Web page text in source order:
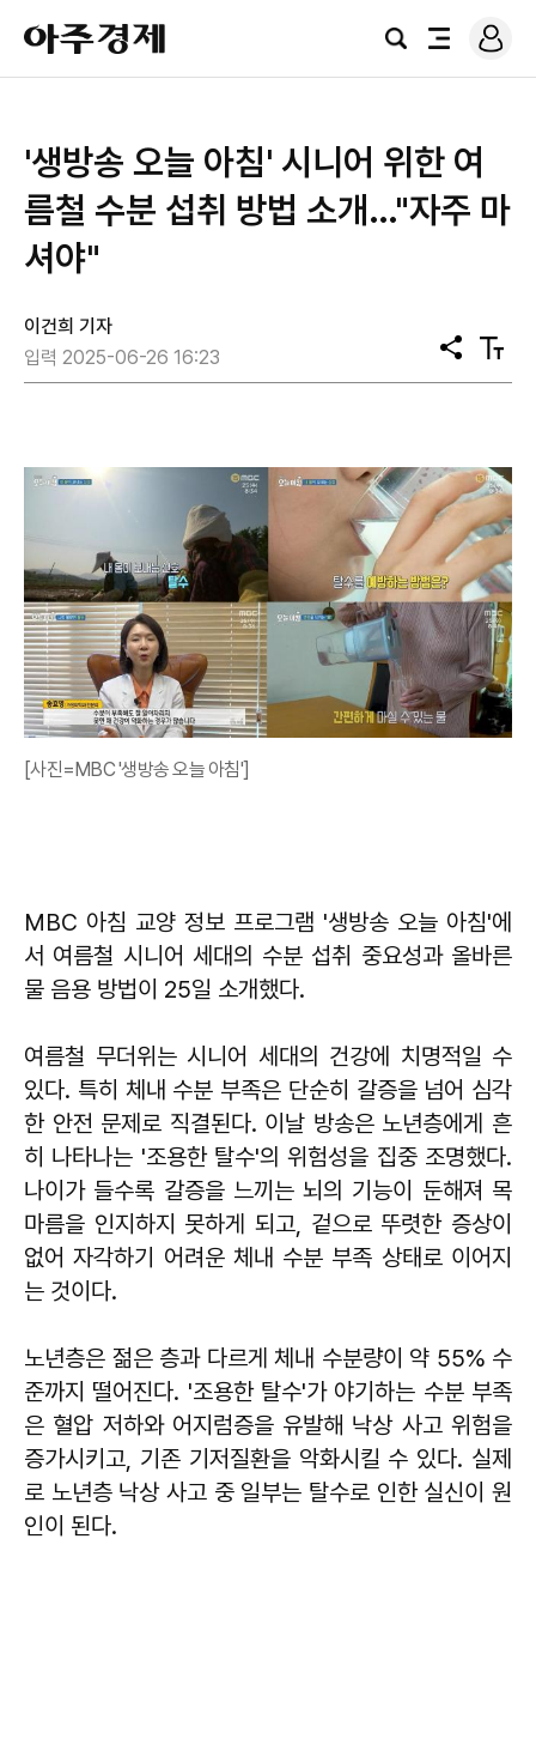
아
주
경
검
전
로
그
'생방송 오늘 아침' 시니어 위한 여
름철 수분 섭취 방법 소개…"자주 마
셔야"
이건희 기자
입력 2025-06-26 16:23
공
유
텍
스
[사진=MBC '생방송 오늘 아침']
MBC 아침 교양 정보 프로그램 '생방송 오늘 아침'에
서 여름철 시니어 세대의 수분 섭취 중요성과 올바른
물 음용 방법이 25일 소개했다.
여름철 무더위는 시니어 세대의 건강에 치명적일 수
있다. 특히 체내 수분 부족은 단순히 갈증을 넘어 심각
한 안전 문제로 직결된다. 이날 방송은 노년층에게 흔
히 나타나는 '조용한 탈수'의 위험성을 집중 조명했다.
나이가 들수록 갈증을 느끼는 뇌의 기능이 둔해져 목
마름을 인지하지 못하게 되고, 겉으로 뚜렷한 증상이
없어 자각하기 어려운 체내 수분 부족 상태로 이어지
는 것이다.
노년층은 젊은 층과 다르게 체내 수분량이 약 55% 수
준까지 떨어진다. '조용한 탈수'가 야기하는 수분 부족
은 혈압 저하와 어지럼증을 유발해 낙상 사고 위험을
증가시키고, 기존 기저질환을 악화시킬 수 있다. 실제
로 노년층 낙상 사고 중 일부는 탈수로 인한 실신이 원
인이 된다.